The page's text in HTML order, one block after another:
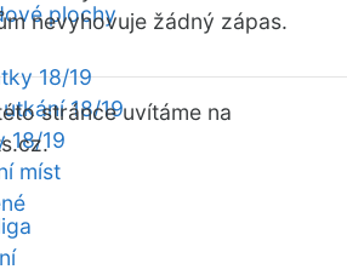
plochy
18/19
18/19
18/19
míst
nevyhovuje žádný zápas.
stránce uvítáme na